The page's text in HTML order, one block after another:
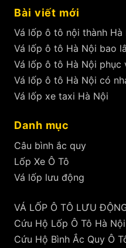
Bài viết mới
Vá lốp ô tô nội thành Hà
Vá lốp ô tô Hà Nội bao
Vá lốp ô tô Hà Nội phục
Vá lốp ô tô Hà Nội có
Vá lốp xe taxi Hà Nội
Danh mục
Câu bình ắc quy
Lốp Xe Ô Tô
Vá lốp lưu động
VÁ LỐP Ô TÔ LƯU
Cứu Hộ Lốp Ô Tô Hà Nội
Cứu Hộ Bình Ắc Quy Ô